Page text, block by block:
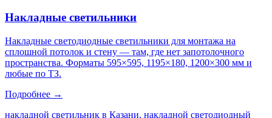
Накладные светильники
Накладные светодиодные светильники для монтажа на
сплошной потолок и стену — там, где нет запотолочного
пространства. Форматы 595×595, 1195×180, 1200×300 мм и
любые по ТЗ.
Подробнее →
накладной светильник в Казани. накладной светодиодный